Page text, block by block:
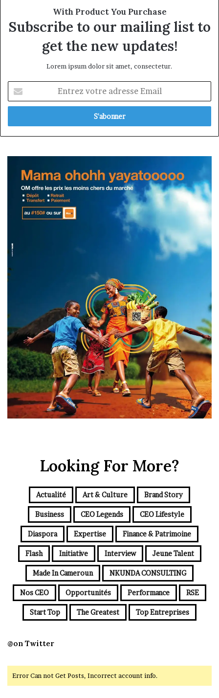
With Product You Purchase
Subscribe to our mailing list to
get the new updates!
Lorem ipsum dolor sit amet, consectetur.
votre
adresse
Looking For More?
Actualité Art & Culture Brand Story
Business CEO Legends CEO Lifestyle
Diaspora Expertise Finance & Patrimoine
Flash Initiative Interview Jeune Talent
Made In Cameroun NKUNDA CONSULTING
Nos CEO Opportunités Performance RSE
Start Top The Greatest Top Entreprises
@on Twitter
Error Can not Get Posts, Incorrect account info.